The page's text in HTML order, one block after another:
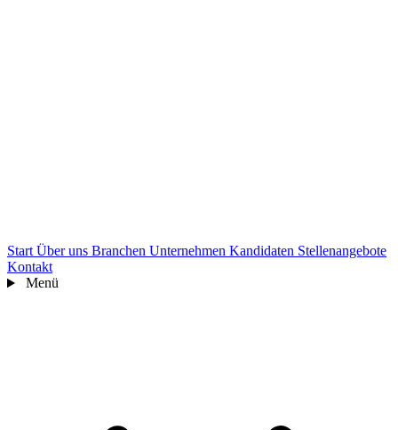
Start Über uns Branchen Unternehmen Kandidaten Stellenangebote
Kontakt
Menü